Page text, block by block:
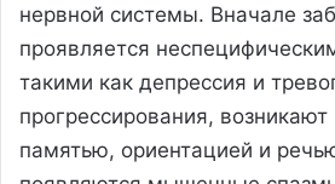
нервной системы. Вначале
проявляется
такими как депрессия и
прогрессирования,
памятью, ориентацией и